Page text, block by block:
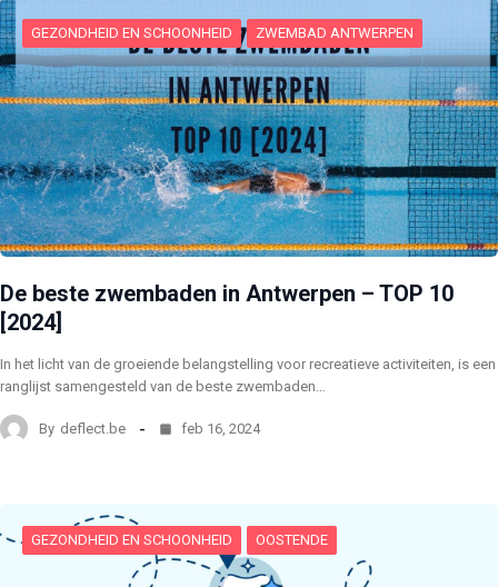
GEZONDHEID EN SCHOONHEID ZWEMBAD ANTWERPEN
De beste zwembaden in Antwerpen – TOP 10
[2024]
In het licht van de groeiende belangstelling voor recreatieve activiteiten, is een
ranglijst samengesteld van de beste zwembaden…
By deflect.be feb 16, 2024
GEZONDHEID EN SCHOONHEID OOSTENDE